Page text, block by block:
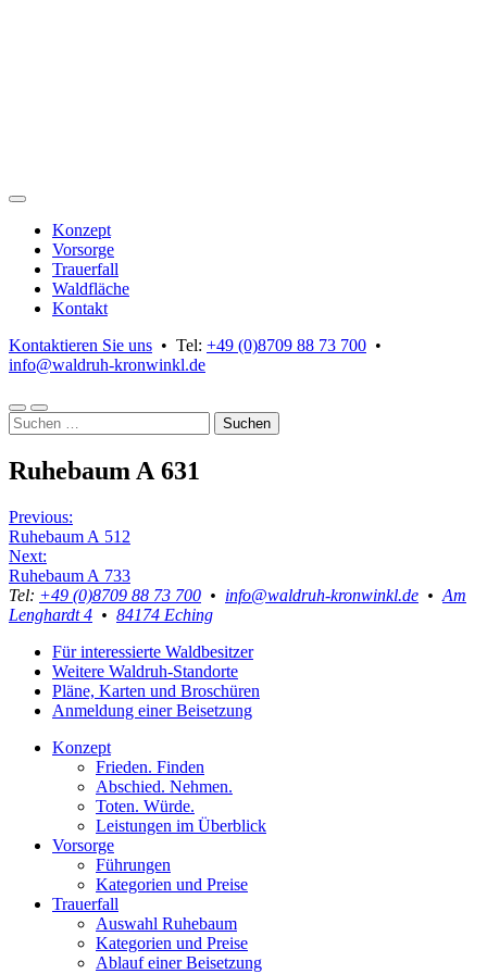
Konzept
Vorsorge
Trauerfall
Waldfläche
Kontakt
Kontaktieren Sie uns • Tel: +49 (0)8709 88 73 700 •
info@waldruh-kronwinkl.de
Suchformular
anzeigen
Kontaktdaten
anzeigen
Suchen
nach:
Ruhebaum A 631
Beitragsnavigation
Previous:
Ruhebaum A 512
Next:
Ruhebaum A 733
Tel: +49 (0)8709 88 73 700 • info@waldruh-kronwinkl.de • Am
Lenghardt 4 • 84174 Eching
Für interessierte Waldbesitzer
Weitere Waldruh-Standorte
Pläne, Karten und Broschüren
Anmeldung einer Beisetzung
Konzept
Frieden. Finden
Abschied. Nehmen.
Toten. Würde.
Leistungen im Überblick
Vorsorge
Führungen
Kategorien und Preise
Trauerfall
Auswahl Ruhebaum
Kategorien und Preise
Ablauf einer Beisetzung